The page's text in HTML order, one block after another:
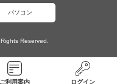
ご利用案内 ログイン
パソコン
Reserved.